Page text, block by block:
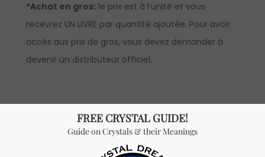
*Achat en gros: le prix est à l’unité et vous
recevrez UN LIVRE par quantité ajoutée. Pour avoir
accès aux prix de gros, vous devez demander à
devenir un distributeur officiel.
Vous cherchez quelque
chose de spécial? Jetez